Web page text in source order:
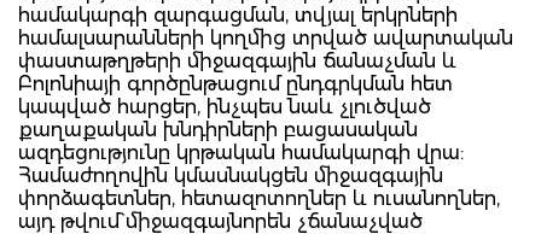
համակարգի զարգացման, տվյալ երկրների
համալսարանների կողմից տրված ավարտական
փաստաթղթերի միջազգային ճանաչման և
Բոլոնիայի գործընթացում ընդգրկման հետ
կապված հարցեր, ինչպես նաև չլուծված
քաղաքական խնդիրների բացասական
ազդեցությունը կրթական համակարգի վրա:
Համաժողովին կմասնակցեն միջազգային
փորձագետներ, հետազոտողներ և ուսանողներ,
այդ թվում` միջազգայնորեն չճանաչված